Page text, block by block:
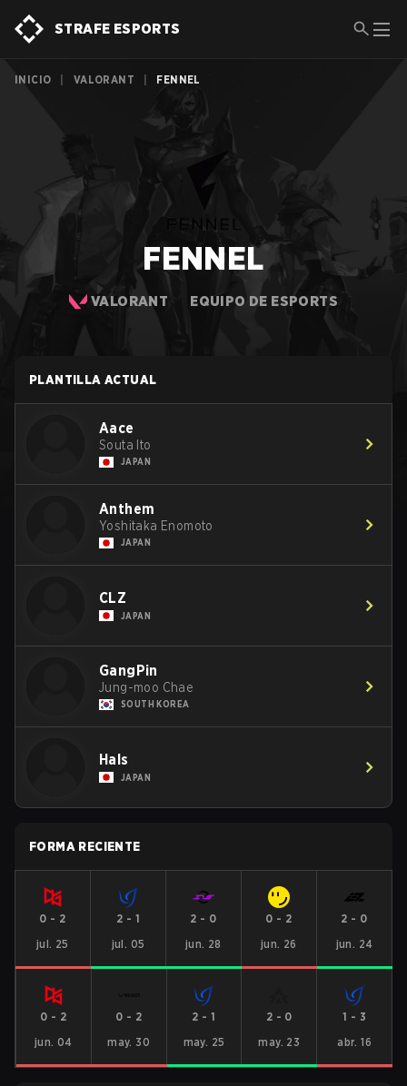
STRAFE ESPORTS
INICIO VALORANT FENNEL
FENNEL
VALORANT EQUIPO DE ESPORTS
PLANTILLA ACTUAL
Aace
Souta Ito
JAPAN
Anthem
Yoshitaka Enomoto
JAPAN
CLZ
JAPAN
GangPin
Jung-moo Chae
SOUTH KOREA
Hals
JAPAN
FORMA RECIENTE
0 - 2
jul. 25
2 - 1
jul. 05
2 - 0
jun. 28
0 - 2
jun. 26
2 - 0
jun. 24
0 - 2
jun. 04
0 - 2
may. 30
2 -1
may. 25
2 - 0
may. 23
1 - 3
abr. 16